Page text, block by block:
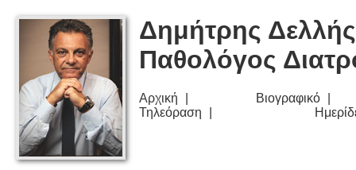
Δημήτρης
Παθολόγος
Αρχική
Βιογραφικό
Τηλεόραση